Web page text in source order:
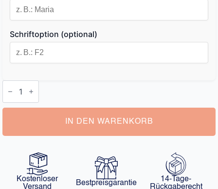
Schriftoption (optional)
Armband
mit
Damen
IN DEN WARENKORB
Kostenloser
Versand
Bestpreisgarantie
14-Tage-
Rückgaberecht